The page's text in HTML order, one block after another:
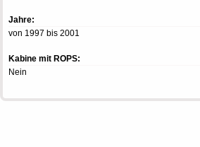
Jahre:
von 1997 bis 2001
Kabine mit ROPS:
Nein